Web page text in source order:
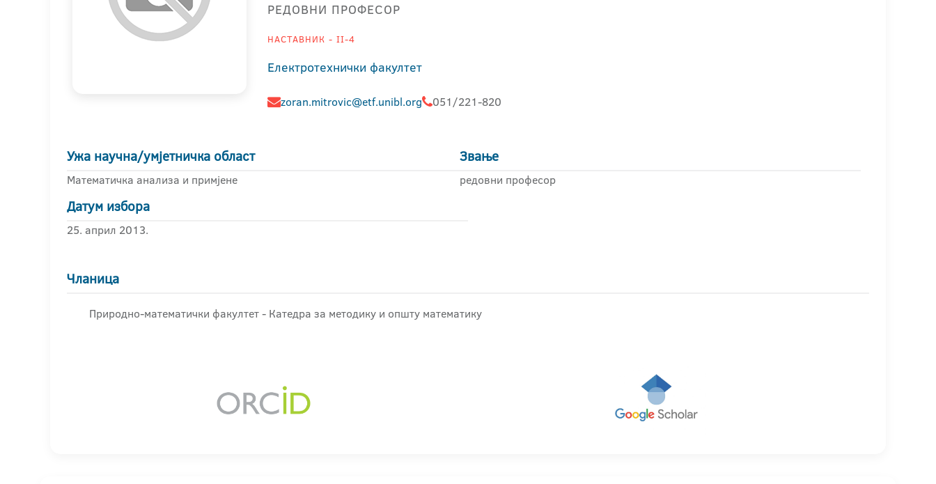
РЕДОВНИ ПРОФЕСОР
НАСТАВНИК - II-4
Електротехнички факултет
zoran.mitrovic@etf.unibl.org 051/221-820
Ужа научна/умјетничка област
Математичка анализа и примјене
Звање
редовни професор
Датум избора
25. април 2013.
Чланица
Природно-математички факултет - Катедра за методику и општу математику